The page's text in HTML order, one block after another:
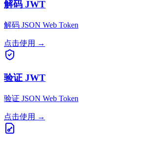
解码 JWT
解码 JSON Web Token
点击使用 →
验证 JWT
验证 JSON Web Token
点击使用 →